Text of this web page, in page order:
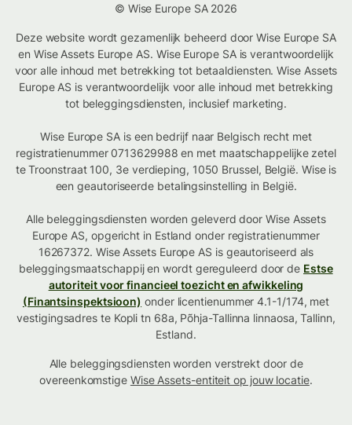
© Wise Europe SA 2026
Deze website wordt gezamenlijk beheerd door Wise Europe SA
en Wise Assets Europe AS. Wise Europe SA is verantwoordelijk
voor alle inhoud met betrekking tot betaaldiensten. Wise Assets
Europe AS is verantwoordelijk voor alle inhoud met betrekking
tot beleggingsdiensten, inclusief marketing.
Wise Europe SA is een bedrijf naar Belgisch recht met
registratienummer 0713629988 en met maatschappelijke zetel
te Troonstraat 100, 3e verdieping, 1050 Brussel, België. Wise is
een geautoriseerde betalingsinstelling in België.
Alle beleggingsdiensten worden geleverd door Wise Assets
Europe AS, opgericht in Estland onder registratienummer
16267372. Wise Assets Europe AS is geautoriseerd als
beleggingsmaatschappij en wordt gereguleerd door de Estse
autoriteit voor financieel toezicht en afwikkeling
(Finantsinspektsioon) onder licentienummer 4.1-1/174, met
vestigingsadres te Kopli tn 68a, Põhja-Tallinna linnaosa, Tallinn,
Estland.
Alle beleggingsdiensten worden verstrekt door de
overeenkomstige Wise Assets-entiteit op jouw locatie.